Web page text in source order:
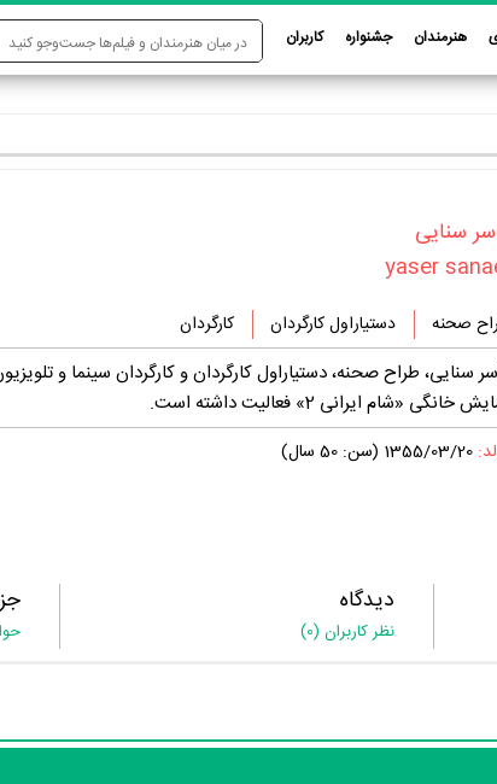
هنرمندان جشنواره کاربران
سنایی‏
yaser
صحنه دستیاراول کارگردان کارگردان
سنایی، طراح صحنه، دستیاراول کارگردان و کارگردان سینما و
خانگی «شام ایرانی 2» فعالیت داشته است.
دیدگاه
نظر کاربران (0)